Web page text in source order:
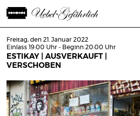
Freitag, den 21. Januar 2022
Einlass 19:00 Uhr - Beginn 20:00 Uhr
ESTIKAY | AUSVERKAUFT |
VERSCHOBEN